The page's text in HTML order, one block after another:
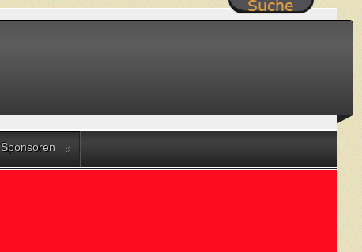
Sponsoren